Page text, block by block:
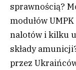
sprawnością?
modułów
nalotów i kilku
składy
przez